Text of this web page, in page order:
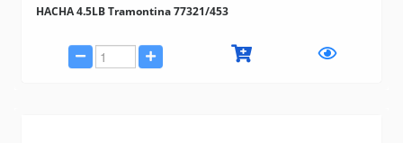
HACHA 4.5LB Tramontina 77321/453